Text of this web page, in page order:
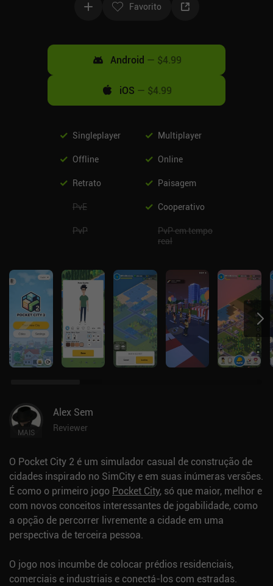
Favorito
Android — $4.99
iOS — $4.99
Singleplayer Multiplayer
Offline Online
Retrato Paisagem
PvE Cooperativo
PvP
PvP em tempo
real
MAIS
Alex Sem
Reviewer
O Pocket City 2 é um simulador casual de construção de
cidades inspirado no SimCity e em suas inúmeras versões.
É como o primeiro jogo Pocket City, só que maior, melhor e
com novos conceitos interessantes de jogabilidade, como
a opção de percorrer livremente a cidade em uma
perspectiva de terceira pessoa.
O jogo nos incumbe de colocar prédios residenciais,
comerciais e industriais e conectá-los com estradas.